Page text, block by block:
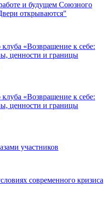
и будущем Союзного
открываются"
«Возвращение к себе:
ценности и границы
«Возвращение к себе:
ценности и границы
участников
современного кризиса